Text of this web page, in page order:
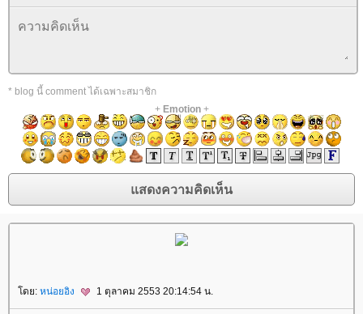
* blog นี้ comment ได้เฉพาะสมาชิก
+ Emotion+
ดย: หน่อยอิง 1 ตุลาคม 2553 20:14:54 น.